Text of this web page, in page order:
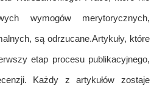
wymogów merytorycznych,
są odrzucane.Artykuły, które
etap procesu publikacyjnego,
Każdy z artykułów zostaje